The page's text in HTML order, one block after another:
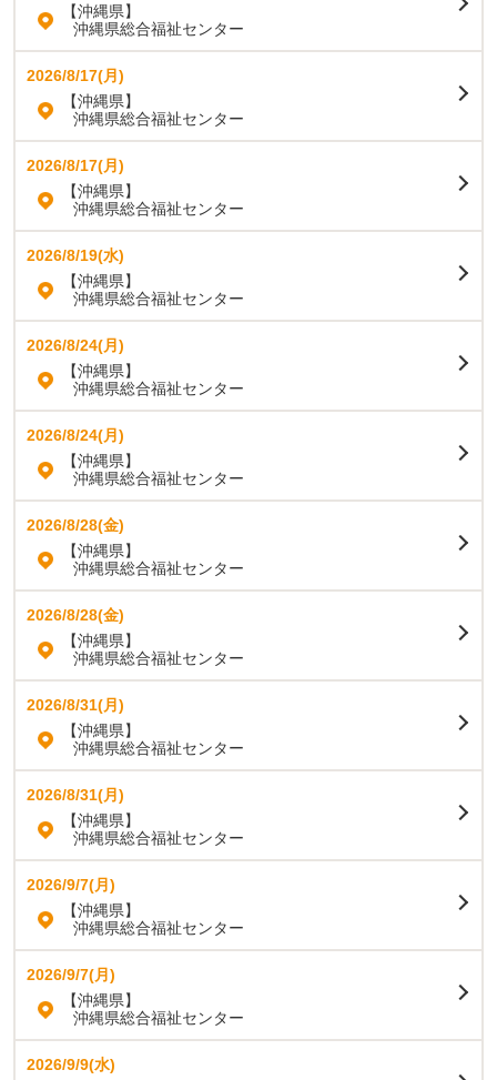
【沖縄県】
沖縄県総合福祉センター
2026/8/17(月)
【沖縄県】
沖縄県総合福祉センター
2026/8/17(月)
【沖縄県】
沖縄県総合福祉センター
2026/8/19(水)
【沖縄県】
沖縄県総合福祉センター
2026/8/24(月)
【沖縄県】
沖縄県総合福祉センター
2026/8/24(月)
【沖縄県】
沖縄県総合福祉センター
2026/8/28(金)
【沖縄県】
沖縄県総合福祉センター
2026/8/28(金)
【沖縄県】
沖縄県総合福祉センター
2026/8/31(月)
【沖縄県】
沖縄県総合福祉センター
2026/8/31(月)
【沖縄県】
沖縄県総合福祉センター
2026/9/7(月)
【沖縄県】
沖縄県総合福祉センター
2026/9/7(月)
【沖縄県】
沖縄県総合福祉センター
2026/9/9(水)